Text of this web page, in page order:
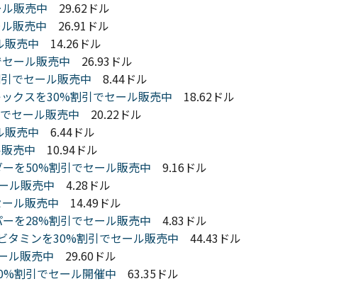
販売中 29.62ドル
販売中 26.91ドル
販売中 14.26ドル
ール販売中 26.93ドル
でセール販売中 8.44ドル
クスを30%割引でセール販売中 18.62ドル
セール販売中 20.22ドル
売中 6.44ドル
売中 10.94ドル
を50%割引でセール販売中 9.16ドル
ル販売中 4.28ドル
ル販売中 14.49ドル
を28%割引でセール販売中 4.83ドル
ミンを30%割引でセール販売中 44.43ドル
ル販売中 29.60ドル
割引でセール開催中 63.35ドル